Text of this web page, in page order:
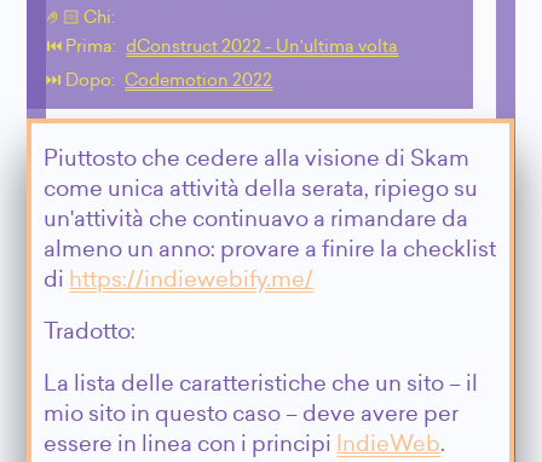
🤌🏻 Chi:
⏮️ Prima:
dConstruct 2022 - Un'ultima volta
⏭️ Dopo:
Codemotion 2022
Piuttosto che cedere alla visione di Skam
come unica attività della serata, ripiego su
un'attività che continuavo a rimandare da
almeno un anno: provare a finire la checklist
di https://indiewebify.me/
Tradotto:
La lista delle caratteristiche che un sito – il
mio sito in questo caso – deve avere per
essere in linea con i principi
IndieWeb.